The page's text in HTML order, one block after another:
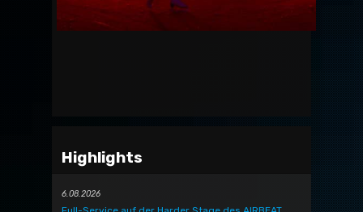
Highlights
6.08.2026